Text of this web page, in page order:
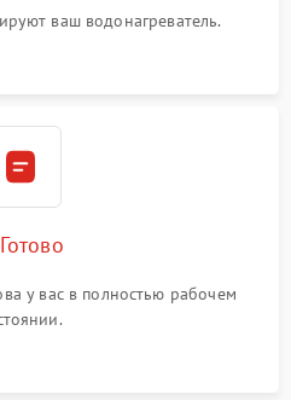
ваш водонагреватель.
у вас в полностью рабочем